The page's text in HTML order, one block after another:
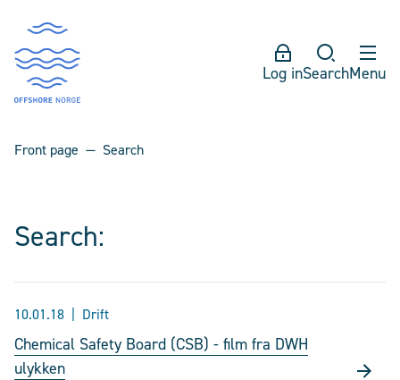
Log inSearchMenu
Front page Search
Search:
10.01.18 Drift
Chemical Safety Board (CSB) - film fra DWH
ulykken